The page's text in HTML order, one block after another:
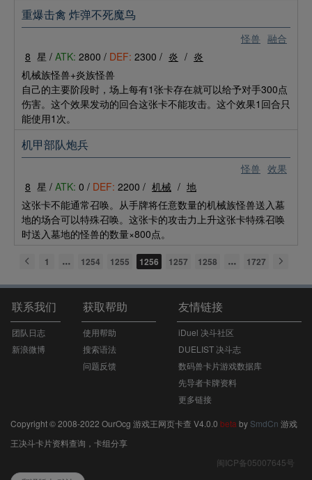
怪兽 融合
重爆击禽 炸弹不死魔鸟
8 星 / ATK: 2800 / DEF: 2300 / 炎 / 炎
机械族怪兽+炎族怪兽
自己的主要阶段时，场上每有1张卡存在就可以给予对手300点
伤害。这个效果发动的回合这张卡不能攻击。这个效果1回合只
能使用1次。
怪兽 效果
机甲部队炮兵
8 星 / ATK: 0 / DEF: 2200 / 机械 / 地
这张卡不能通常召唤。从手牌将任意数量的机械族怪兽送入墓
地的场合可以特殊召唤。这张卡的攻击力上升这张卡特殊召唤
时送入墓地的怪兽的数量×800点。
1 1254 1255 1256 1257 1258 1727
联系我们
团队日志
新浪微博
获取帮助
使用帮助
搜索语法
问题反馈
友情链接
iDuel 决斗社区
DUELIST 决斗志
数码兽卡片游戏数据库
先导者卡牌资料
更多链接
Copyright © 2008-2022 OurOcg 游戏王网页卡查 V4.0.0 beta by SmdCn 游戏
王决斗卡片资料查询，卡组分享
闽ICP备05007645号